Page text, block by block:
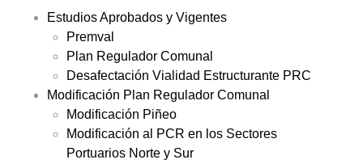
Estudios Aprobados y Vigentes
Premval
Plan Regulador Comunal
Desafectación Vialidad Estructurante PRC
Modificación Plan Regulador Comunal
Modificación Piñeo
Modificación al PCR en los Sectores
Portuarios Norte y Sur